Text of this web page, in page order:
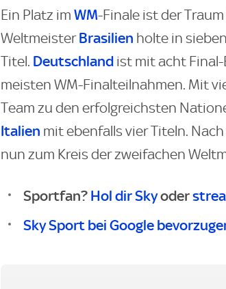
Ein Platz im WM-Finale ist der
WeltmeisterBrasilien holte in
Titel. Deutschland ist mit acht
meisten WM-Finalteilnahmen. Mit
Team zu den erfolgreichsten
Italien mit ebenfalls vier Titeln.
nun zum Kreis der zweifachen
Sportfan? Hol dir Skyoder
Sky Sport bei Google